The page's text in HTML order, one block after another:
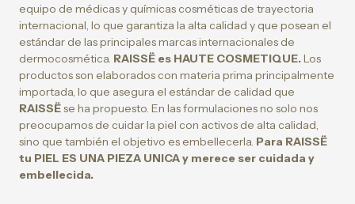
equipo de médicas y químicas cosméticas de trayectoria
internacional, lo que garantiza la alta calidad y que posean el
estándar de las principales marcas internacionales de
dermocosmética. RAISSË es HAUTE COSMETIQUE.Los
productos son elaborados con materia prima principalmente
importada, lo que asegura el estándar de calidad que
RAISSËse ha propuesto. En las formulaciones no solo nos
preocupamos de cuidar la piel con activos de alta calidad,
sino que también el objetivo es embellecerla. Para RAISSË
tu PIEL ES UNA PIEZA UNICA y merece ser cuidada y
embellecida.